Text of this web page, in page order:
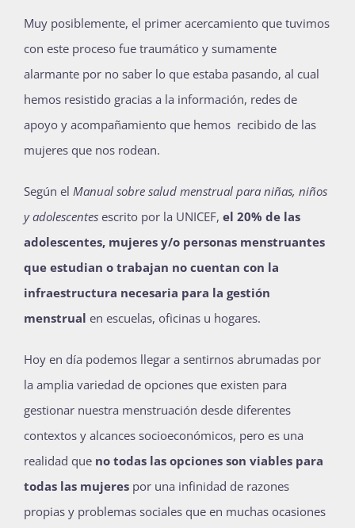
Muy posiblemente, el primer acercamiento que tuvimos
con este proceso fue traumático y sumamente
alarmante por no saber lo que estaba pasando, al cual
hemos resistido gracias a la información, redes de
apoyo y acompañamiento que hemos recibido de las
mujeres que nos rodean.
Según el Manual sobre salud menstrual para niñas, niños
y adolescentes escrito por la UNICEF, el 20% de las
adolescentes, mujeres y/o personas menstruantes
que estudian o trabajan no cuentan con la
infraestructura necesaria para la gestión
menstrual en escuelas, oficinas u hogares.
Hoy en día podemos llegar a sentirnos abrumadas por
la amplia variedad de opciones que existen para
gestionar nuestra menstruación desde diferentes
contextos y alcances socioeconómicos, pero es una
realidad que no todas las opciones son viables para
todas las mujeres por una infinidad de razones
propias y problemas sociales que en muchas ocasiones